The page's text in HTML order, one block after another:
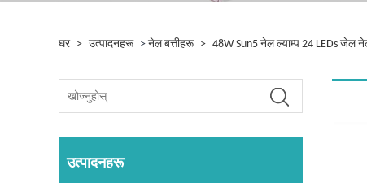
घर > उत्पादनहरू > नेल बत्तीहरू > 48W Sun5 नेल ल्याम्प 24 LEDs जेल
उत्पादनहरू